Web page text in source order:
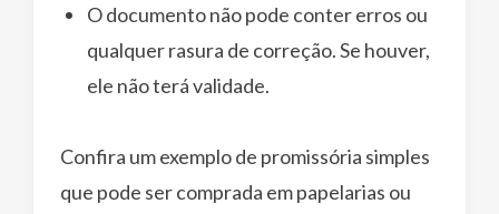
O documento não pode conter erros ou
qualquer rasura de correção. Se houver,
ele não terá validade.
Confira um exemplo de promissória simples
que pode ser comprada em papelarias ou